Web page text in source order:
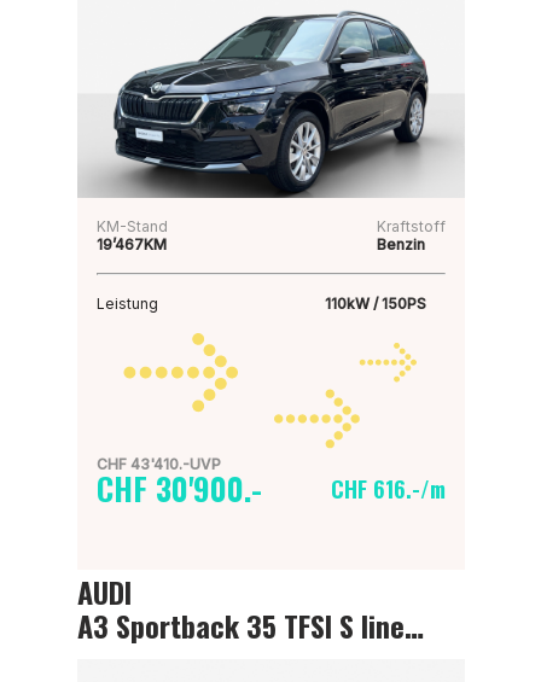
KM-Stand
19’467KM
Kraftstoff
Benzin
Leistung 110kW / 150PS
CHF 43'410.-UVP
CHF 30'900.- CHF 616.-/m
AUDI
A3 Sportback 35 TFSI S line Attraction